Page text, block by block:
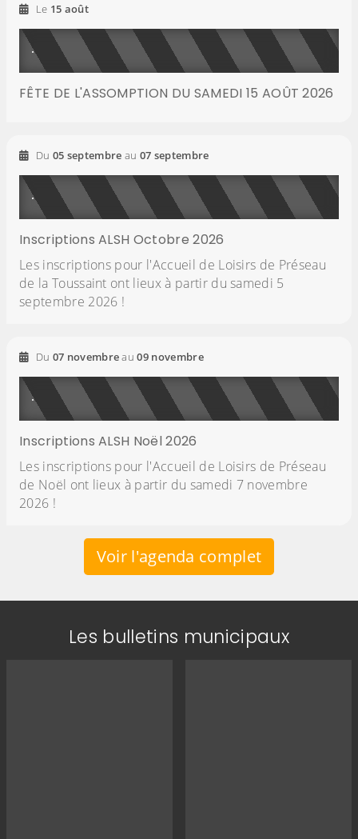
Le 15 août2026
FÊTE DE L'ASSOMPTION DU SAMEDI 15 AOÛT 2026
Du 05 septembre 2026
au 07 septembre2026
Inscriptions ALSH Octobre 2026
Les inscriptions pour l'Accueil de Loisirs de Préseau
de la Toussaint ont lieux à partir du samedi 5
septembre 2026 !
Du 07 novembre2026
au 09 novembre2026
Inscriptions ALSH Noël 2026
Les inscriptions pour l'Accueil de Loisirs de Préseau
de Noël ont lieux à partir du samedi 7 novembre
2026 !
Voir l'agenda complet
Les bulletins municipaux